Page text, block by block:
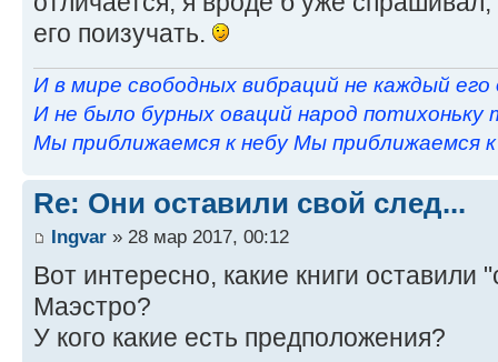
его поизучать.
И в мире свободных вибраций не каждый его
И не было бурных оваций народ потихоньку
Мы приближаемся к небу Мы приближаемся к
Re: Они оставили свой след...
Ingvar » 28 мар 2017, 00:12
Вот интересно, какие книги оставили
Маэстро?
У кого какие есть предположения?